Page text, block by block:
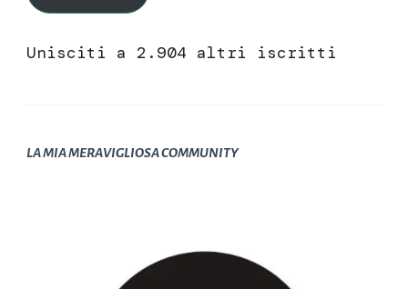
Unisciti a 2.904 altri iscritti
LA MIA MERAVIGLIOSA COMMUNITY